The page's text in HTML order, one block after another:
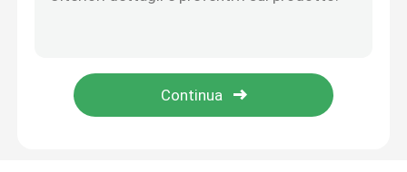
Altoparlante metallico del computer